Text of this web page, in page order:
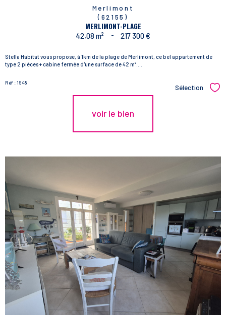
Merlimont
(62155)
MERLIMONT-PLAGE
42,08 m² - 217 300 €
Stella Habitat vous propose, à 1km de la plage de Merlimont, ce bel appartement de
type 2 pièces + cabine fermée d'une surface de 42 m²....
Réf : 1948
Sélection
voir le bien